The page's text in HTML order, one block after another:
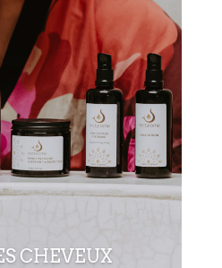
CHEVEUX